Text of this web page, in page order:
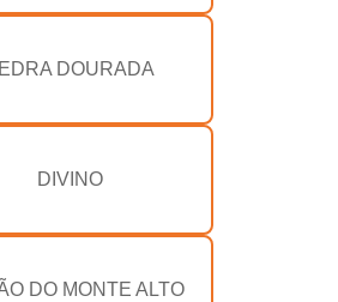
DOURADA
DIVINO
DO MONTE ALTO